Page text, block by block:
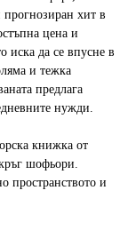
хит в
цена и
иска да се впусне в
и тежка
предлага
нужди.
книжка от
шофьори.
пространството и